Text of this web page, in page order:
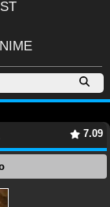
7.09